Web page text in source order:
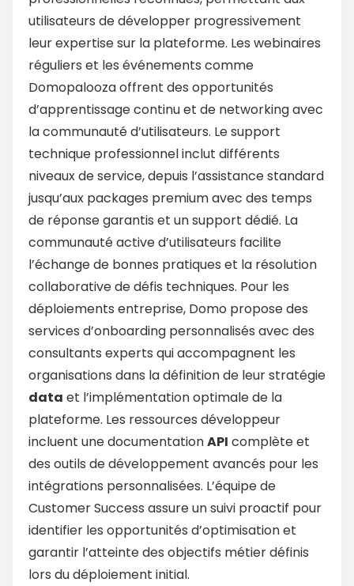
utilisateurs de développer progressivement
leur expertise sur la plateforme. Les webinaires
réguliers et les événements comme
Domopalooza offrent des opportunités
d’apprentissage continu et de networking avec
la communauté d’utilisateurs. Le support
technique professionnel inclut différents
niveaux de service, depuis l’assistance standard
jusqu’aux packages premium avec des temps
de réponse garantis et un support dédié. La
communauté active d’utilisateurs facilite
l’échange de bonnes pratiques et la résolution
collaborative de défis techniques. Pour les
déploiements entreprise, Domo propose des
services d’onboarding personnalisés avec des
consultants experts qui accompagnent les
organisations dans la définition de leur stratégie
data et l’implémentation optimale de la
plateforme. Les ressources développeur
incluent une documentationAPI complète et
des outils de développement avancés pour les
intégrations personnalisées. L’équipe de
Customer Success assure un suivi proactif pour
identifier les opportunités d’optimisation et
garantir l’atteinte des objectifs métier définis
lors du déploiement initial.